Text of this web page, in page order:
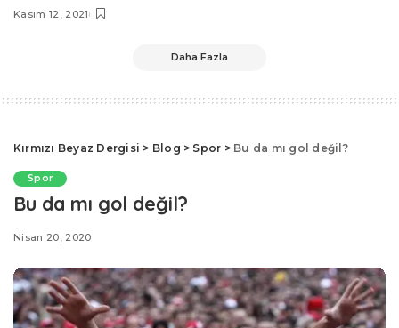
Kasım 12, 2021
Daha Fazla
Kırmızı Beyaz Dergisi > Blog > Spor > Bu da mı gol değil?
Spor
Bu da mı gol değil?
Nisan 20, 2020